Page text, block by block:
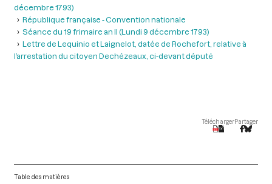
décembre 1793)
République française - Convention nationale
Séance du 19 frimaire an II (Lundi 9 décembre 1793)
Lettre de Lequinio et Laignelot, datée de Rochefort, relative à
l’arrestation du citoyen Dechézeaux, ci-devant député
TéléchargerPartager
Table des matières